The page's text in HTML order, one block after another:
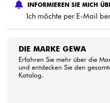
HiFi
Bundle
Sehen Sie sich
INFORMIEREN SIE MICH
Ich möchte per E-Mail
DIE MARKE GEWA
Erfahren Sie mehr über die
und entdecken Sie den
Katalog.